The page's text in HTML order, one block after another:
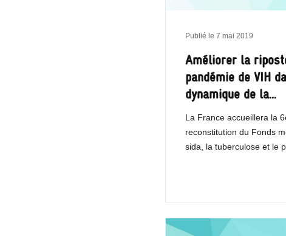
Améliorer la
pandémie de VIH
dynamique de la…
La France accueillera la
reconstitution du Fonds
sida, la tuberculose et le
Publié le 7 mai 2019